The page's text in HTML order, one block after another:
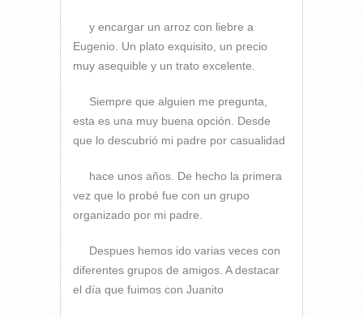
y encargar un arroz con liebre a
Eugenio. Un plato exquisito, un precio
muy asequible y un trato excelente.
Siempre que alguien me pregunta,
esta es una muy buena opción. Desde
que lo descubrió mi padre por casualidad
hace unos años. De hecho la primera
vez que lo probé fue con un grupo
organizado por mi padre.
Despues hemos ido varias veces con
diferentes grupos de amigos. A destacar
el día que fuimos con Juanito